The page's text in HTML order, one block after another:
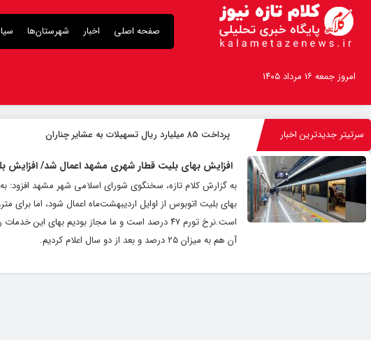
صفحه اصلی اخبار شهرستان‌ها
امروز جمعه ۱۶ مرداد ۱۴۰۵
سرتیتر جدیدترین اخبار پرداخت ۸۵ میلیارد ریال تسهیلات به عشایر چناران
افزایش بهای بلیت قطار شهری مشهد اعمال شد/ افزایش
به گزارش کلام تازه، سخنگوی شورای اسلامی شهر مشهد افزود: به
بهای بلیت اتوبوس از اوایل اردیبهشت‌ماه اعمال شود، اما برای
آن هم به میزان ۲۵ درصد و بعد از دو سال اعلام کردیم.